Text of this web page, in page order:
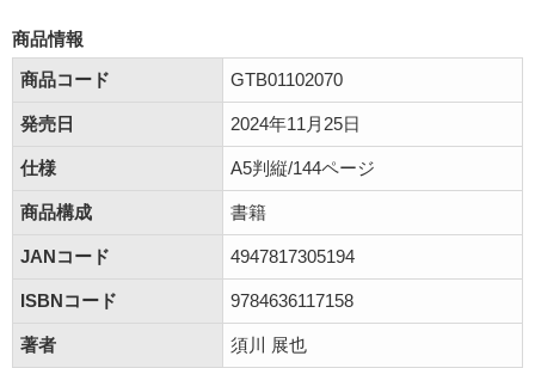
商品情報
商品コード
GTB01102070
発売日 2024年11月25日
仕様 A5判縦/144ページ
商品構成 書籍
JANコード 4947817305194
ISBNコード 9784636117158
著者 須川 展也